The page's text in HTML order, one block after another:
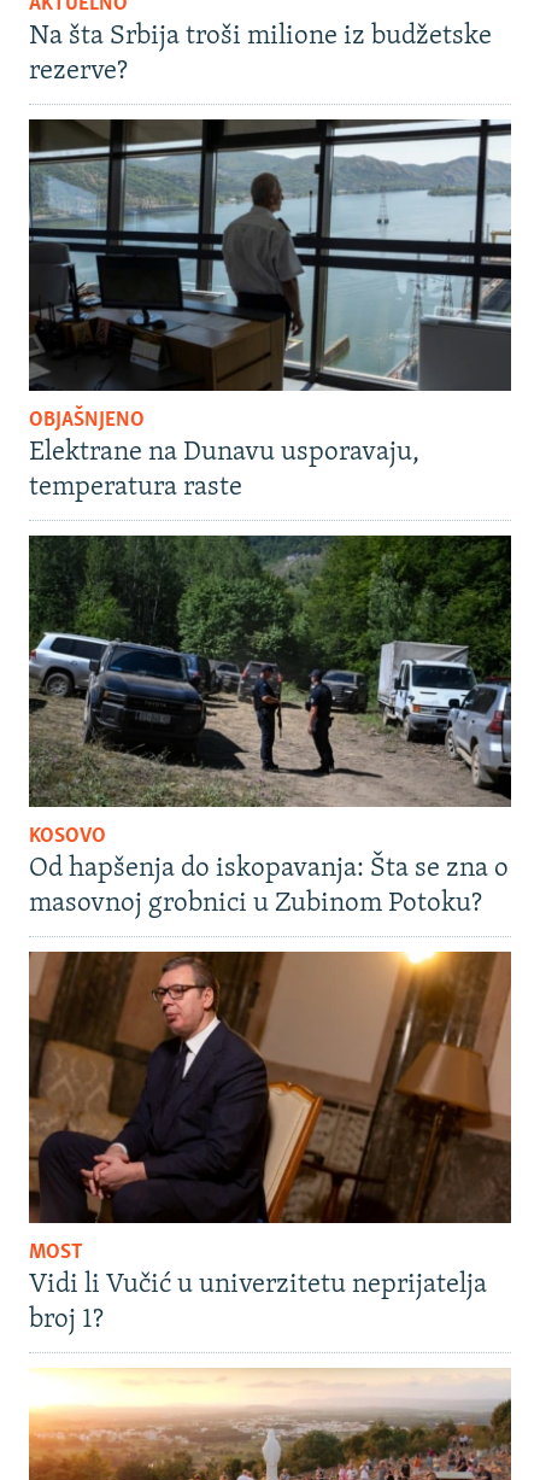
Na šta Srbija troši milione iz budžetske
rezerve?
OBJAŠNJENO
Elektrane na Dunavu usporavaju,
temperatura raste
KOSOVO
Od hapšenja do iskopavanja: Šta se zna o
masovnoj grobnici u Zubinom Potoku?
MOST
Vidi li Vučić u univerzitetu neprijatelja
broj 1?